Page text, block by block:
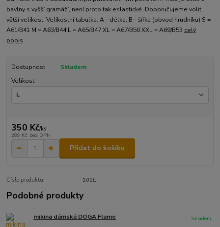
bavlny s vyšší gramáží, není proto tak eslastické. Doporučujeme volit
větší velikost. Velikostní tabulka: A - délka, B - šířka (obvod hrudníku) S =
A61/B41 M = A63/B44 L = A65/B47 XL = A67/B50 XXL = A69/B53 celý
popis
Dostupnost
Skladem
Velikost
350 Kč/ks
289 Kč bez DPH
Přidat do košíku
Číslo produktu: 101L
Podobné produkty
mikina dámská DOGA Flame
Skladem